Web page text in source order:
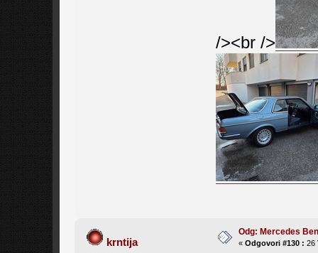
/><br />
krntija
Odg: Mercedes
«Odgovori #130 : 26